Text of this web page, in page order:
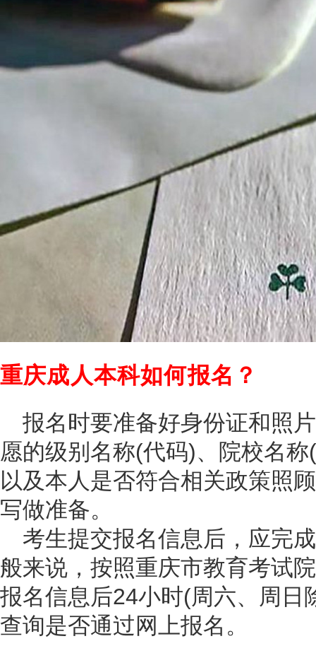
重庆成人本科如何报名？
报名时要准备好身份证和照
愿的级别名称(代码)、院校名
以及本人是否符合相关政策照
写做准备。‍
考生提交报名信息后，应完
般来说，按照重庆市教育考试
报名信息后24小时(周六、周日
查询是否通过网上报名。